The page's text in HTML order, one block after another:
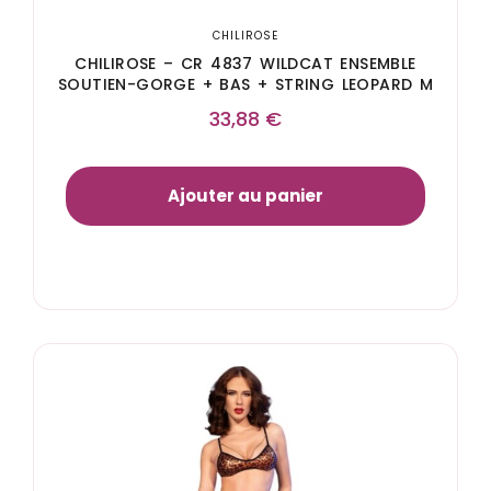
CHILIROSE
CHILIROSE – CR 4837 WILDCAT ENSEMBLE
SOUTIEN-GORGE + BAS + STRING LEOPARD M
33,88 €
Ajouter au panier